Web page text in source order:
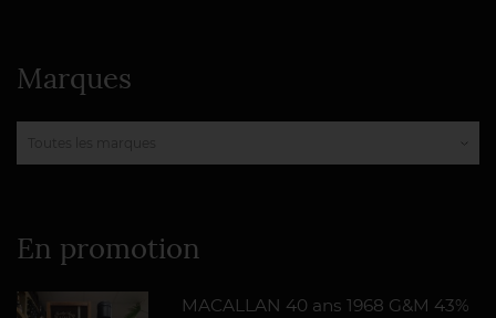
Marques
En promotion
MACALLAN 40 ans 1968 G&M 43%